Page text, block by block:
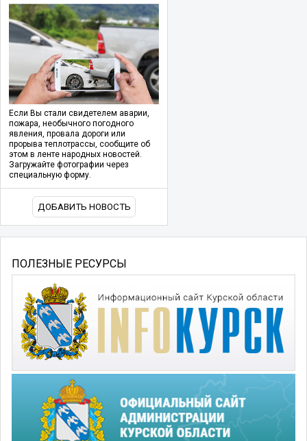
Если Вы стали свидетелем аварии,
пожара, необычного погодного
явления, провала дороги или
прорыва теплотрассы, сообщите об
этом в ленте народных новостей.
Загружайте фотографии через
специальную форму.
ДОБАВИТЬ НОВОСТЬ
ПОЛЕЗНЫЕ РЕСУРСЫ